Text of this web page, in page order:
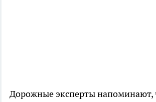
Дорожные эксперты напоминают,